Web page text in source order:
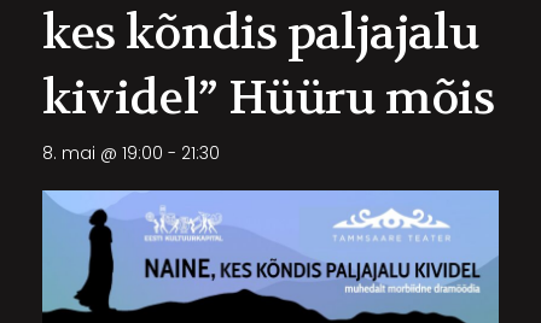
kes kõndis paljajalu
kividel” Hüüru mõis
8. mai @ 19:00 - 21:30